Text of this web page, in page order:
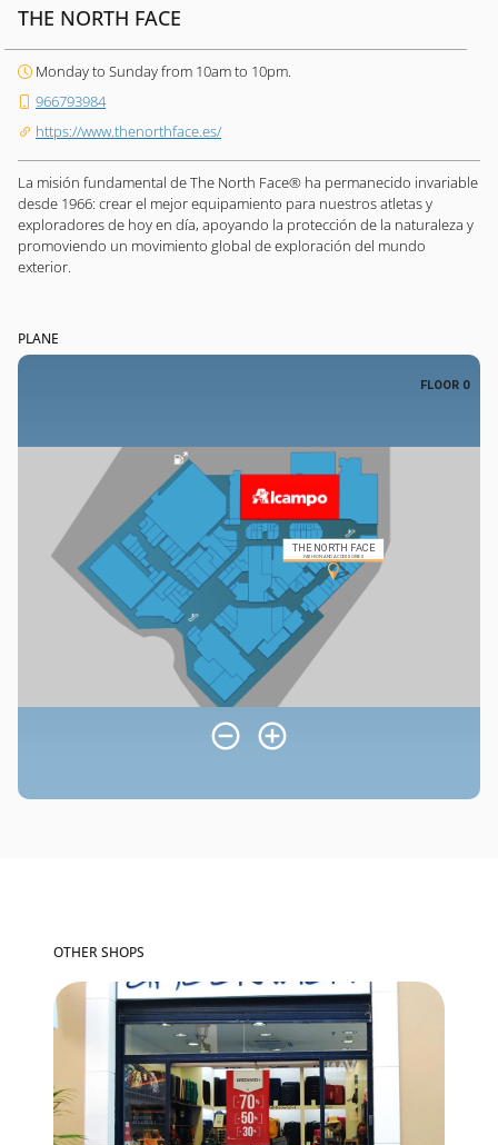
THE NORTH FACE
Monday to Sunday from 10am to 10pm.
966793984
https://www.thenorthface.es/
La misión fundamental de The North Face® ha permanecido invariable
desde 1966: crear el mejor equipamiento para nuestros atletas y
exploradores de hoy en día, apoyando la protección de la naturaleza y
promoviendo un movimiento global de exploración del mundo
exterior.
PLANE
OTHER SHOPS